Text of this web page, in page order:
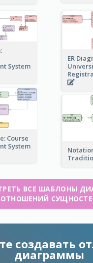
System
ER
Course
System
ВСЕ ШАБЛОНЫ
ОТНОШЕНИЙ
создавать
диаграммы